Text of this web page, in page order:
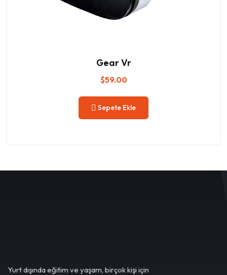
Gear Vr
$59.00
Sepete Ekle
Yurt dışında eğitim ve yaşam, birçok kişi için